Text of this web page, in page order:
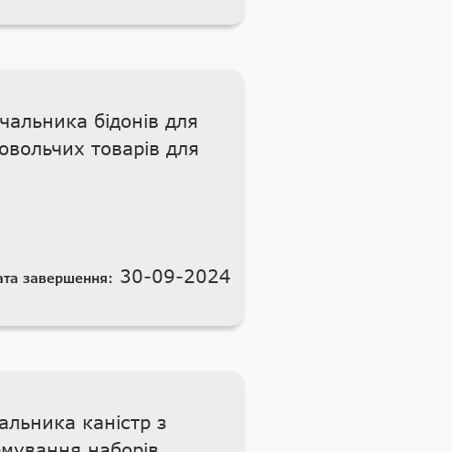
бідонів для
товарів для
завершення: 30-09-2024
каністр з